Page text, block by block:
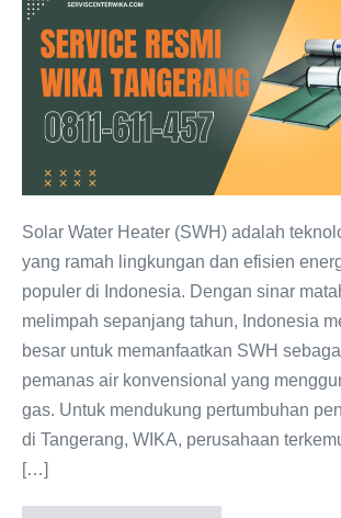
Resmi
WIKA
Tangerang
0811-
611-
Solar Water Heater (SWH) adalah
yang ramah lingkungan dan efisien
populer di Indonesia. Dengan sinar
melimpah sepanjang tahun, Indonesia
besar untuk memanfaatkan SWH
pemanas air konvensional yang
gas. Untuk mendukung pertumbuhan
di Tangerang, WIKA, perusahaan
[…]